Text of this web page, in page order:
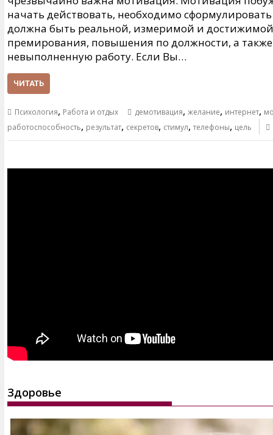
начать действовать, необходимо
должна быть реальной, измеримой и
премирования, повышения по должности, а
невыполненную работу. Если Вы…
ЧИТАТЬ
Психология, Работа и отдых демотивация, желание, интернет,
работоспособность, результат, секретов, стимул, телефоны, цель
Здоровье